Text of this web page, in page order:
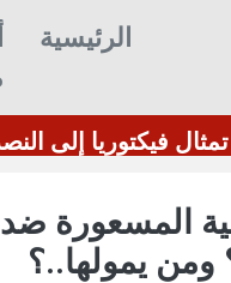
الرئيسية
الخير يا عدن.
المسعورة
يمولها..؟